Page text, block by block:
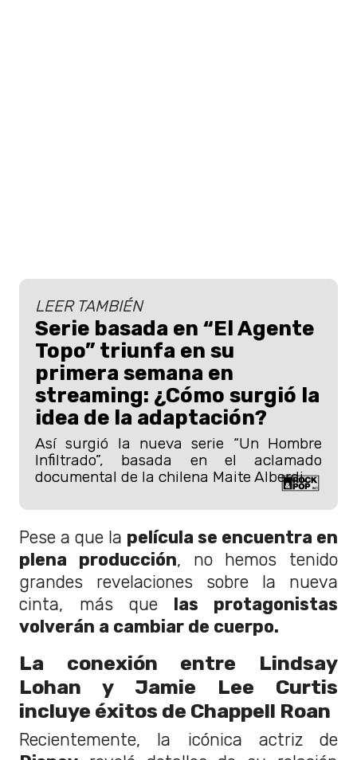
LEER TAMBIÉN
Serie basada en “El Agente
Topo” triunfa en su
primera semana en
streaming: ¿Cómo surgió la
idea de la adaptación?
Así surgió la nueva serie “Un Hombre
Infiltrado”, basada en el aclamado
documental de la chilena Maite Alberdi.
Pese a que la película se encuentra en
plena producción, no hemos tenido
grandes revelaciones sobre la nueva
cinta, más que las protagonistas
volverán a cambiar de cuerpo.
La conexión entre Lindsay
Lohan y Jamie Lee Curtis
incluye éxitos de Chappell Roan
Recientemente, la icónica actriz de